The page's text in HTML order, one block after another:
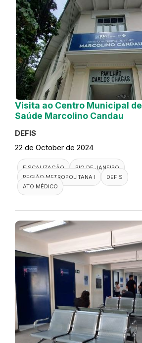
Visita ao Centro Municipal de
Saúde Marcolino Candau
DEFIS
22 de October de 2024
FISCALIZAÇÃO
RIO DE JANEIRO
REGIÃO METROPOLITANA I
DEFIS
ATO MÉDICO